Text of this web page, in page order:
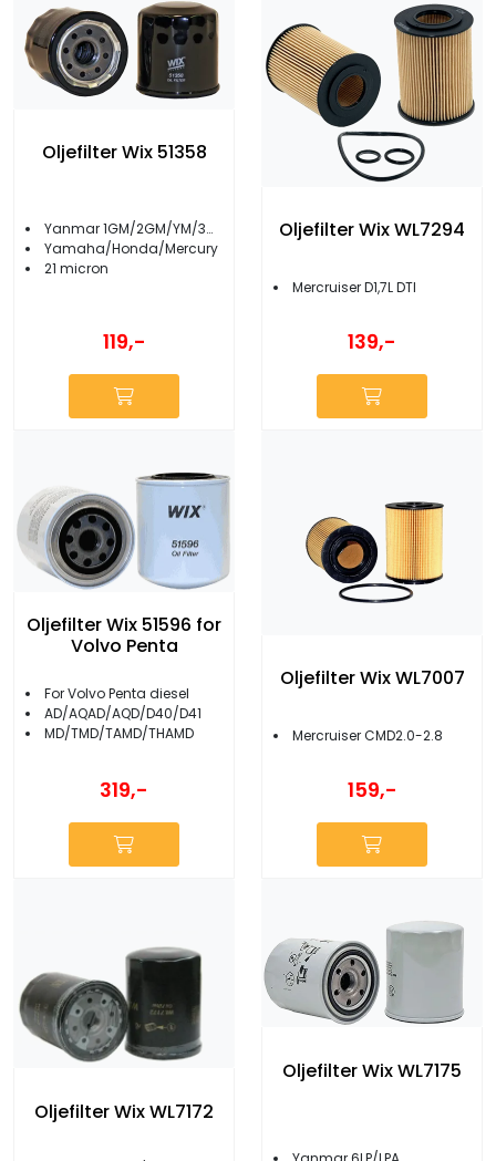
Oljefilter Wix 51358
Yanmar 1GM/2GM/YM/3GM/YM
Yamaha/Honda/Mercury
21 micron
119,-
Oljefilter Wix WL7294
Mercruiser D1,7L DTI
139,-
Oljefilter Wix 51596 for
Volvo Penta
For Volvo Penta diesel
AD/AQAD/AQD/D40/D41
MD/TMD/TAMD/THAMD
319,-
Oljefilter Wix WL7007
Mercruiser CMD2.0-2.8
159,-
Oljefilter Wix WL7172
Oljefilter Wix WL7175